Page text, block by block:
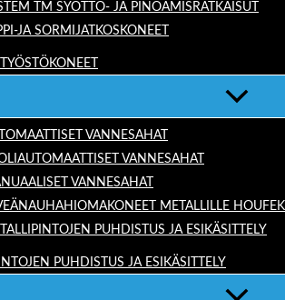
TM SYÖTTÖ- JA PINOAMISRATKAISUT
JA SORMIJATKOSKONEET
VANNESAHAT
VANNESAHAT
VANNESAHAT
METALLILLE HOUFEK
PUHDISTUS JA ESIKÄSITTELY
PUHDISTUS JA ESIKÄSITTELY